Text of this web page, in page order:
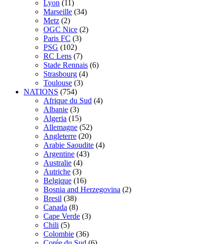
Lyon (11)
Marseille (34)
Metz (2)
OGC Nice (2)
Paris FC (3)
PSG (102)
RC Lens (7)
Stade Rennais (6)
Strasbourg (4)
Toulouse (3)
NATIONS (754)
Afrique du Sud (4)
Albanie (3)
Algeria (15)
Allemagne (52)
Angleterre (20)
Arabie Saoudite (4)
Argentine (43)
Australie (4)
Autriche (3)
Belgique (16)
Bosnia and Herzegovina (2)
Bresil (38)
Canada (8)
Cape Verde (3)
Chili (5)
Colombie (36)